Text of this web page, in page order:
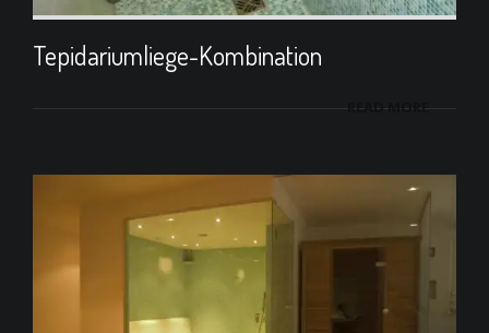
Tepidariumliege-Kombination
READ MORE